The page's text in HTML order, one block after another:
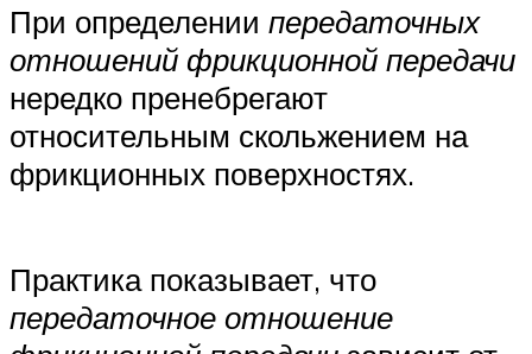
При определении передаточных
отношений фрикционной передачи
нередко пренебрегают
относительным скольжением на
фрикционных поверхностях.
Практика показывает, что
передаточное отношение